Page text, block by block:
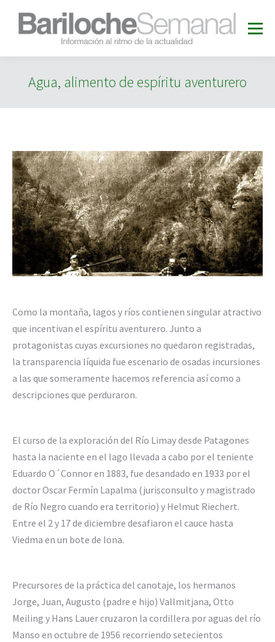
Agua, alimento de espíritu aventurero
Como la montaña, lagos y ríos contienen singular atractivo
que incentivan el espíritu aventurero. Junto a
protagonistas cuyas excursiones no quedaron registradas,
la transparencia líquida fue escenario de osadas incursiones
a las que someramente hacemos referencia así como a
descripciones que perduraron.
El curso de la exploración del Río Limay desde Patagones
hasta la naciente en el lago llevada a cabo por el teniente
Eduardo O´Connor en 1883, fue desandado en 1933 por el
doctor Oscar Fermín Lapalma (jurisconsulto y magistrado
de Río Negro cuando era territorio) y Helmut Riechert.
Entre el 2 y 17 de diciembre desafiaron el cauce hasta
Viedma en un bote de lona.
Precursores de la práctica del canotaje, los hermanos
Jorge, Juan, Augusto (padre e hijo) Vallmitjana, Otto
Meiling y Hans Lauer cruzaron la cordillera por aguas del río
Manso en octubre de 1956 recorriendo setecientos